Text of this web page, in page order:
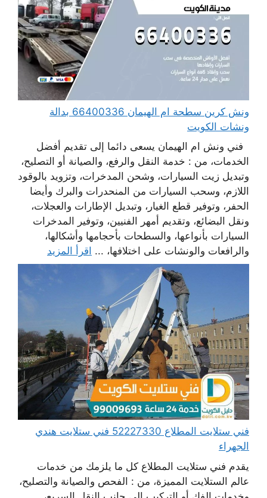
ونش كرين سطحة ام الهيمان 66400336 بدالة
ونشات الكويت
فني ونش ام الهيمان يسعى دائما إلى تقديم أفضل
الخدمات، من : خدمة النقل والرفع، والصيانة أو التصليح،
وتبديل زيت السيارات، وشحن المدخرات، وتزويد بالوقود
اللازم، وسحب السيارات من المنحدرات والبرك وأيضا
الحفر، وتوفير قطع الغيار، وتبديل الإطارات والعجلات،
ونقل البضائع، وتقديم أمهر الفنيين، وتوفير المدخرات
السيارات بأنواعها، والسطحات بأحجامها وأشكالها،
والرافعات والونشات على اختلافها، ... اقرأ المزيد
فني ستلايت المطلاع 52227330 فني ستلايت هندي
الجهراء
يقدم فني ستلايت المطلاع كل ما يلزمك من خدمات
عالم الستلايت المميزة، من : الفحص والصيانة والتصليح،